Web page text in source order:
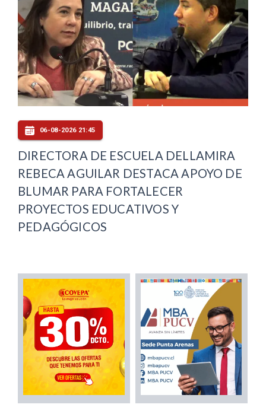
06-08-2026 21:45
DIRECTORA DE ESCUELA DELLAMIRA
REBECA AGUILAR DESTACA APOYO DE
BLUMAR PARA FORTALECER
PROYECTOS EDUCATIVOS Y
PEDAGÓGICOS